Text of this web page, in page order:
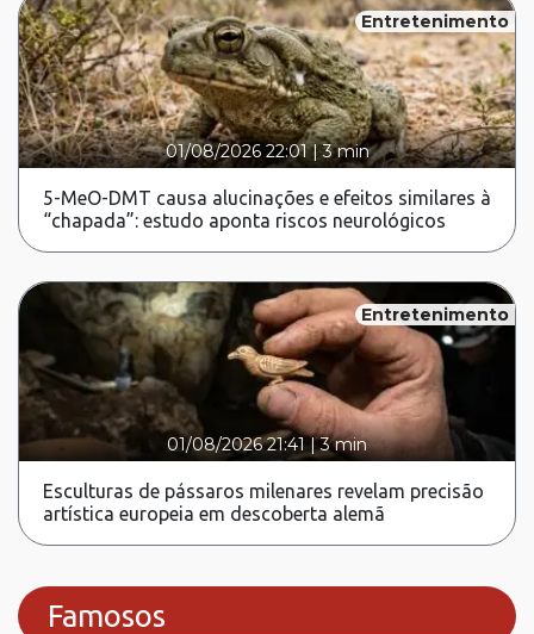
Entretenimento
01/08/2026 22:01|3 min
5-MeO-DMT causa alucinações e efeitos similares à
“chapada”: estudo aponta riscos neurológicos
Entretenimento
01/08/2026 21:41 |3 min
Esculturas de pássaros milenares revelam precisão
artística europeia em descoberta alemã
Famosos